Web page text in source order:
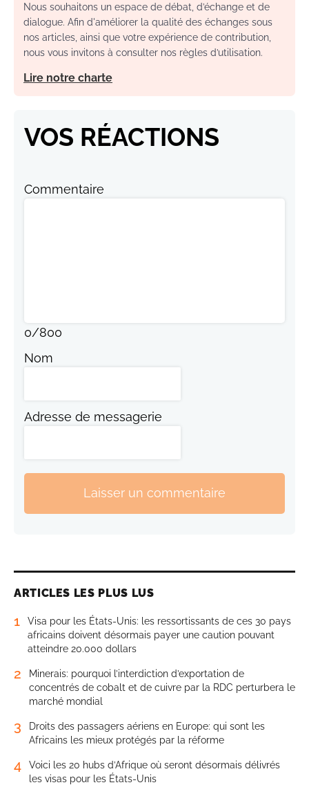
Nous souhaitons un espace de débat, d’échange et de
dialogue. Afin d'améliorer la qualité des échanges sous
nos articles, ainsi que votre expérience de contribution,
nous vous invitons à consulter nos règles d’utilisation.
Lire notre charte
VOS RÉACTIONS
Commentaire
0/800
Nom
Adresse de messagerie
Laisser un commentaire
ARTICLES LES PLUS LUS
1
Visa pour les États-Unis: les ressortissants de ces 30 pays
africains doivent désormais payer une caution pouvant
atteindre 20.000 dollars
2
Minerais: pourquoi l’interdiction d’exportation de
concentrés de cobalt et de cuivre par la RDC perturbera le
marché mondial
3
Droits des passagers aériens en Europe: qui sont les
Africains les mieux protégés par la réforme
4
Voici les 20 hubs d’Afrique où seront désormais délivrés
les visas pour les États-Unis